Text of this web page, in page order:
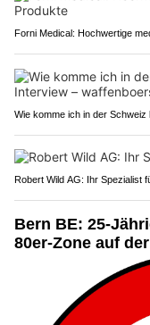
Forni Medical: Hochwertige
Wie komme ich in der
Robert Wild AG: Ihr Spezialist
Bern BE: 25-
80er-Zone auf